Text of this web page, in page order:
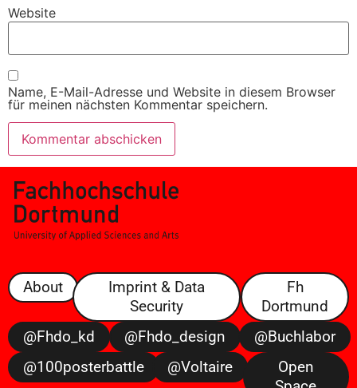
Website
Name, E-Mail-Adresse und Website in diesem Browser
für meinen nächsten Kommentar speichern.
About
Imprint & Data
Security
Fh
Dortmund
@fhdo_kd
@fhdo_design
@buchlabor
@100posterbattle
@voltaire
Open